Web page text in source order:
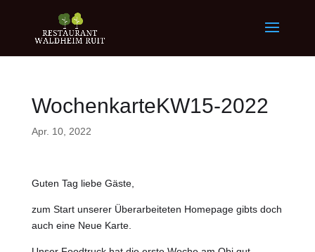
WochenkarteKW15-2022
Apr. 10, 2022
Guten Tag liebe Gäste,
zum Start unserer Überarbeiteten Homepage gibts doch
auch eine Neue Karte.